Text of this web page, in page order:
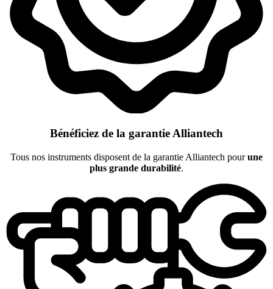
Bénéficiez de la garantie Alliantech
Tous nos instruments disposent de la garantie Alliantech pourune
plus grande durabilité.